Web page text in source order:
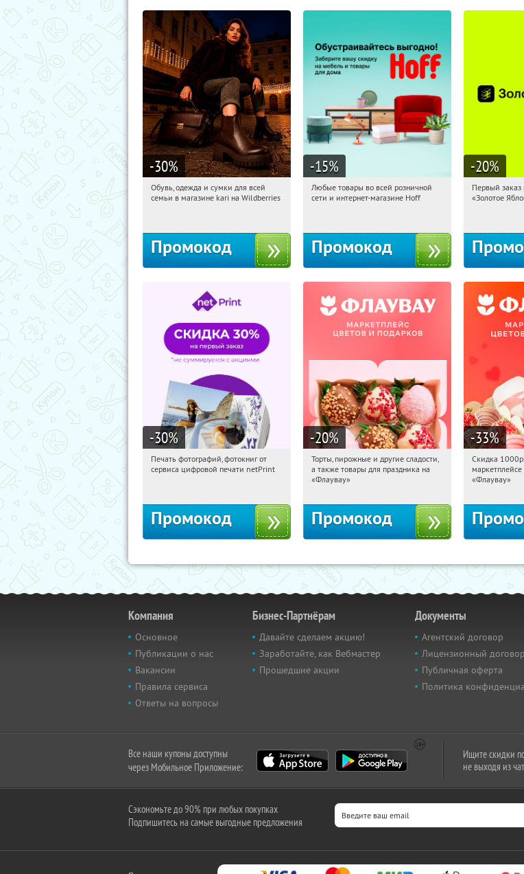
-30%
12:29:07 Получили:
Обувь, одежда и сумки для всей
семьи в магазине kari на Wildberries
Промокод
-15%
12:29:07 Получили:
Любые товары во всей розничной
сети и интернет-магазине Hoff
Промокод
-20%
12:29:07
Первый заказ
«Золотое
-30%
12:29:07 Получили:
Печать фотографий, фотокниг от
сервиса цифровой печати netPrint
Промокод
-20%
12:29:07 Получили:
Россия
Торты, пирожные и другие сладости,
а также товары для праздника на
«Флаувау»
Промокод
-33%
12:29:07
Россия
Скидка
«Флаувау»
Компания
Основное
Публикации о нас
Вакансии
Правила сервиса
Ответы на вопросы
Бизнес-Партнёрам
Давайте сделаем акцию!
Заработайте, как Вебмастер
Прошедшие акции
Документы
Агентский договор
Лицензионный договор
Публичная оферта
Политика
Все наши купоны доступны
через Мобильное Приложение:
Ищите скидки
не выходя из
Сэкономьте до 90% при любых покупках
Подпишитесь на самые выгодные предложения